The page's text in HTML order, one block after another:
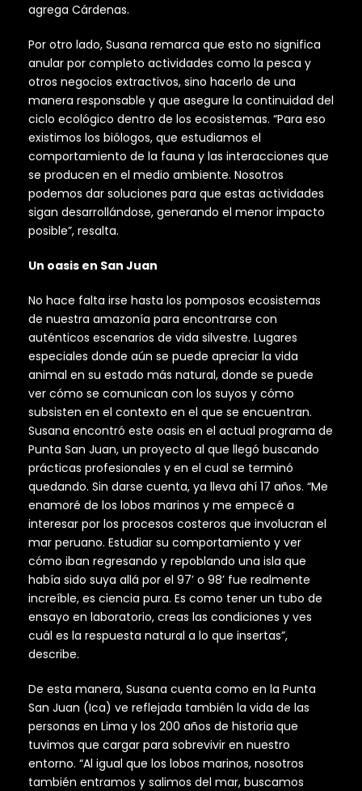
agrega Cárdenas.
Por otro lado, Susana remarca que esto no significa
anular por completo actividades como la pesca y
otros negocios extractivos, sino hacerlo de una
manera responsable y que asegure la continuidad del
ciclo ecológico dentro de los ecosistemas. “Para eso
existimos los biólogos, que estudiamos el
comportamiento de la fauna y las interacciones que
se producen en el medio ambiente. Nosotros
podemos dar soluciones para que estas actividades
sigan desarrollándose, generando el menor impacto
posible”, resalta.
Un oasis en San Juan
No hace falta irse hasta los pomposos ecosistemas
de nuestra amazonía para encontrarse con
auténticos escenarios de vida silvestre. Lugares
especiales donde aún se puede apreciar la vida
animal en su estado más natural, donde se puede
ver cómo se comunican con los suyos y cómo
subsisten en el contexto en el que se encuentran.
Susana encontró este oasis en el actual programa de
Punta San Juan, un proyecto al que llegó buscando
prácticas profesionales y en el cual se terminó
quedando. Sin darse cuenta, ya lleva ahí 17 años. “Me
enamoré de los lobos marinos y me empecé a
interesar por los procesos costeros que involucran el
mar peruano. Estudiar su comportamiento y ver
cómo iban regresando y repoblando una isla que
había sido suya allá por el 97’ o 98’ fue realmente
increíble, es ciencia pura. Es como tener un tubo de
ensayo en laboratorio, creas las condiciones y ves
cuál es la respuesta natural a lo que insertas”,
describe.
De esta manera, Susana cuenta como en la Punta
San Juan (Ica) ve reflejada también la vida de las
personas en Lima y los 200 años de historia que
tuvimos que cargar para sobrevivir en nuestro
entorno. “Al igual que los lobos marinos, nosotros
también entramos y salimos del mar, buscamos